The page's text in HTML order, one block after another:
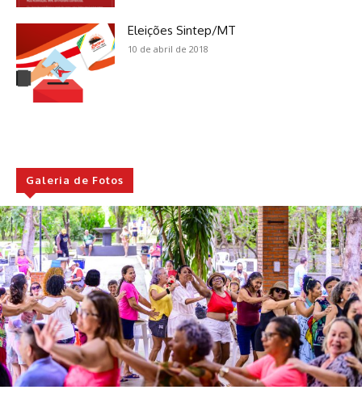
Eleições Sintep/MT
10 de abril de 2018
Galeria de Fotos